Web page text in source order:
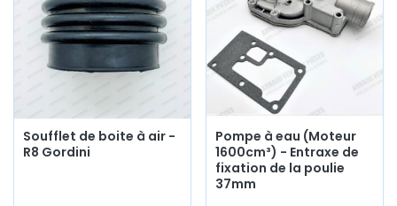
Soufflet de boite à air -
R8 Gordini
Pompe à eau (Moteur
1600cm³) - Entraxe de
fixation de la poulie
37mm